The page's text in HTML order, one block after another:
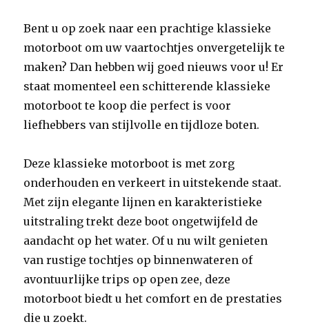
Bent u op zoek naar een prachtige klassieke
motorboot om uw vaartochtjes onvergetelijk te
maken? Dan hebben wij goed nieuws voor u! Er
staat momenteel een schitterende klassieke
motorboot te koop die perfect is voor
liefhebbers van stijlvolle en tijdloze boten.
Deze klassieke motorboot is met zorg
onderhouden en verkeert in uitstekende staat.
Met zijn elegante lijnen en karakteristieke
uitstraling trekt deze boot ongetwijfeld de
aandacht op het water. Of u nu wilt genieten
van rustige tochtjes op binnenwateren of
avontuurlijke trips op open zee, deze
motorboot biedt u het comfort en de prestaties
die u zoekt.